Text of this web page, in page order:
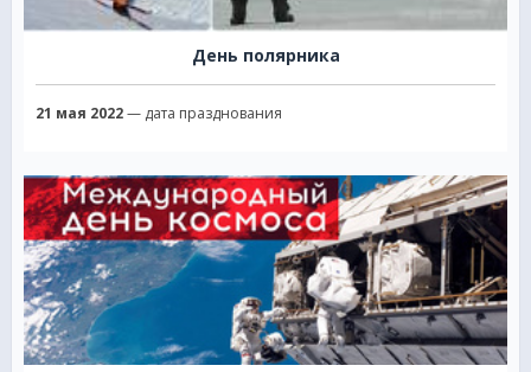
День полярника
21 мая 2022— дата празднования